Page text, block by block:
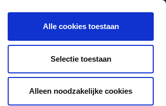
Alle cookies toestaan
Selectie toestaan
Alleen noodzakelijke cookies